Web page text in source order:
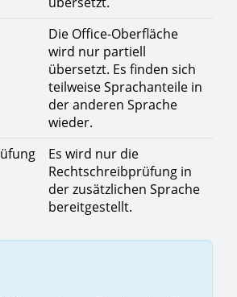
Die Office-Oberfläche
wird nur partiell
übersetzt. Es finden sich
teilweise Sprachanteile in
der anderen Sprache
wieder.
Es wird nur die
Rechtschreibprüfung in
der zusätzlichen Sprache
bereitgestellt.